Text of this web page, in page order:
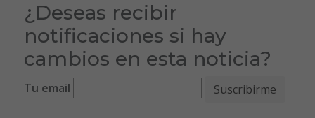
¿Deseas recibir
notificaciones si hay
cambios en esta noticia?
Tu email